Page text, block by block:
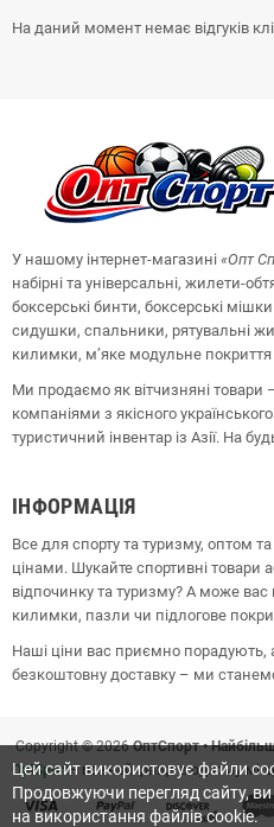
На даний момент немає відгуків
У нашому інтернет-магазині «Опт
набірні та універсальні, жилети-
боксерські бинти, боксерські мішки
сидушки, спальники, рятувальні
килимки, м’яке модульне покриття
Ми продаємо як вітчизняні товари
компаніями з якісного
туристичний інвентар із Азії. На
ІНФОРМАЦІЯ
Все для спорту та туризму, оптом
цінами. Шукайте спортивні товари
відпочинку та туризму? А може
килимки, пазли чи підлогове
Наші ціни вас приємно порадують,
безкоштовну доставку – ми
Copyright © 2026ОптСпорт •
OptSport– все найкраще в одному
Цей сайт використовує файли
Продовжуючи перегляд сайту,
на використання файлів cookie.